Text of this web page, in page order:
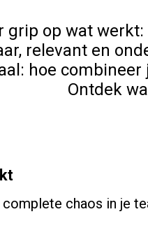
op wat
relevant en
hoe
Ontdek
chaos in je